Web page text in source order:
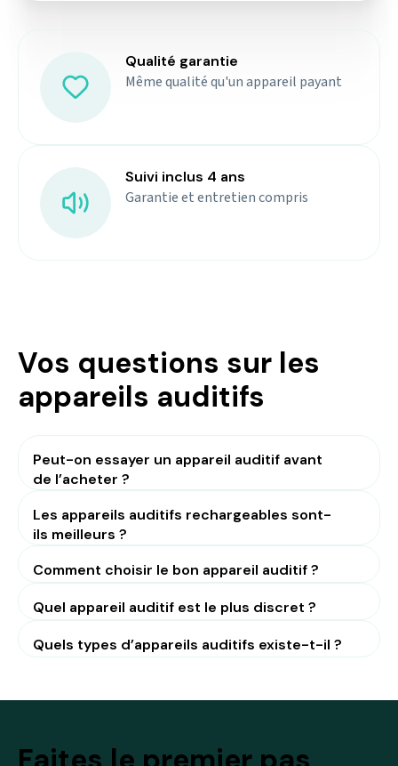
Qualité garantie
Même qualité qu'un appareil payant
Suivi inclus 4 ans
Garantie et entretien compris
Vos questions sur les
appareils auditifs
Peut-on essayer un appareil auditif avant
de l’acheter ?
Les appareils auditifs rechargeables sont-
ils meilleurs ?
Comment choisir le bon appareil auditif ?
Quel appareil auditif est le plus discret ?
Quels types d’appareils auditifs existe-t-il ?